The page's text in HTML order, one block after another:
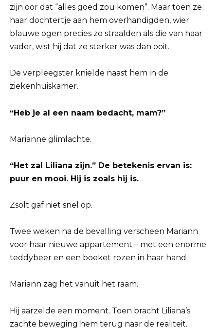
zijn oor dat “alles goed zou komen”. Maar toen ze
haar dochtertje aan hem overhandigden, wier
blauwe ogen precies zo straalden als die van haar
vader, wist hij dat ze sterker was dan ooit.
De verpleegster knielde naast hem in de
ziekenhuiskamer.
“Heb je al een naam bedacht, mam?”
Marianne glimlachte.
“Het zal Liliana zijn.” De betekenis ervan is:
puur en mooi. Hij is zoals hij is.
Zsolt gaf niet snel op.
Twee weken na de bevalling verscheen Mariann
voor haar nieuwe appartement – ​​met een enorme
teddybeer en een boeket rozen in haar hand.
Mariann zag het vanuit het raam.
Hij aarzelde een moment. Toen bracht Liliana’s
zachte beweging hem terug naar de realiteit.